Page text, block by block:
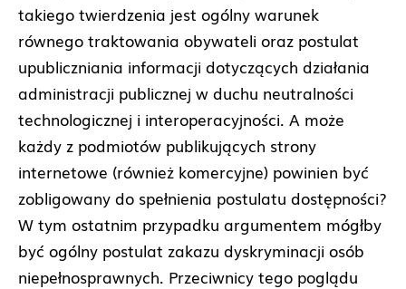
takiego twierdzenia jest ogólny warunek
równego traktowania obywateli oraz postulat
upubliczniania informacji dotyczących działania
administracji publicznej w duchu neutralności
technologicznej i interoperacyjności. A może
każdy z podmiotów publikujących strony
internetowe (również komercyjne) powinien być
zobligowany do spełnienia postulatu dostępności?
W tym ostatnim przypadku argumentem mógłby
być ogólny postulat zakazu dyskryminacji osób
niepełnosprawnych. Przeciwnicy tego poglądu